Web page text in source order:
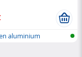
aluminium